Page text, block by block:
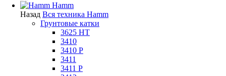
Hamm
Назад Вся техника Hamm
Грунтовые катки
3625 HT
3410
3410 P
3411
3411 P